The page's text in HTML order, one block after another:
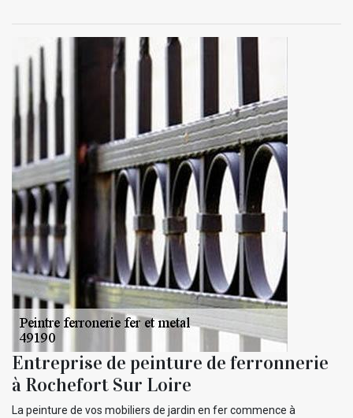
Entreprise de peinture de ferronnerie
à Rochefort Sur Loire
La peinture de vos mobiliers de jardin en fer commence à